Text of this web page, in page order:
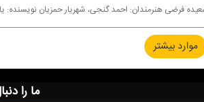
فرضی هنرمندان: احمد گنجی، شهریار حمزیان نویسنده:
موارد بیشتر
ما را